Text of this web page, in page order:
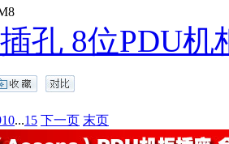
孔 8位PDU机
10...15 下一页 末页